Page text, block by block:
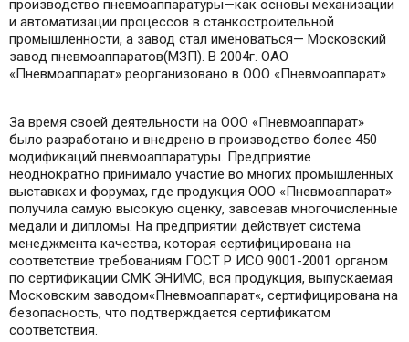
производство пневмоаппаратуры—как основы механизации
и автоматизации процессов в станкостроительной
промышленности, а завод стал именоваться— Московский
завод пневмоаппаратов(МЗП). В 2004г. ОАО
«Пневмоаппарат» реорганизовано в ООО «Пневмоаппарат».
За время своей деятельности на ООО «Пневмоаппарат»
было разработано и внедрено в производство более 450
модификаций пневмоаппаратуры. Предприятие
неоднократно принимало участие во многих промышленных
выставках и форумах, где продукция ООО «Пневмоаппарат»
получила самую высокую оценку, завоевав многочисленные
медали и дипломы. На предприятии действует система
менеджмента качества, которая сертифицирована на
соответствие требованиям ГОСТ Р ИСО 9001-2001 органом
по сертификации СМК ЭНИМС, вся продукция, выпускаемая
Московским заводом«Пневмоаппарат«, сертифицирована на
безопасность, что подтверждается сертификатом
соответствия.